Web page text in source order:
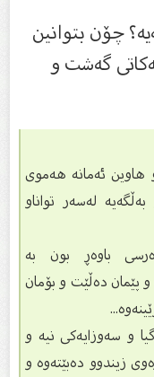
چۆن بتوانین
گەشت و
ئەمانە هەموی
لەسەر تواناو
باوەڕ بون بە
دەڵێت و بۆمان
و سەوزایەكی نیە و
زیندوو دەبێتەوە و